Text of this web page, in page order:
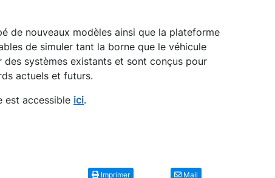
de nouveaux modèles ainsi que la plateforme
de simuler tant la borne que le véhicule
des systèmes existants et sont conçus pour
actuels et futurs.
est accessible ici.
Imprimer Mail